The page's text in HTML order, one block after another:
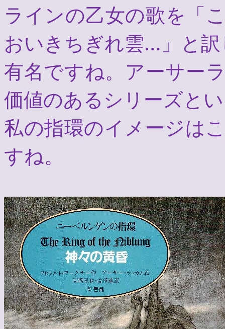
ラインの乙女の歌を「
おいきちぎれ雲…」と
有名ですね。アーサー
価値のあるシリーズと
私の指環のイメージは
すね。